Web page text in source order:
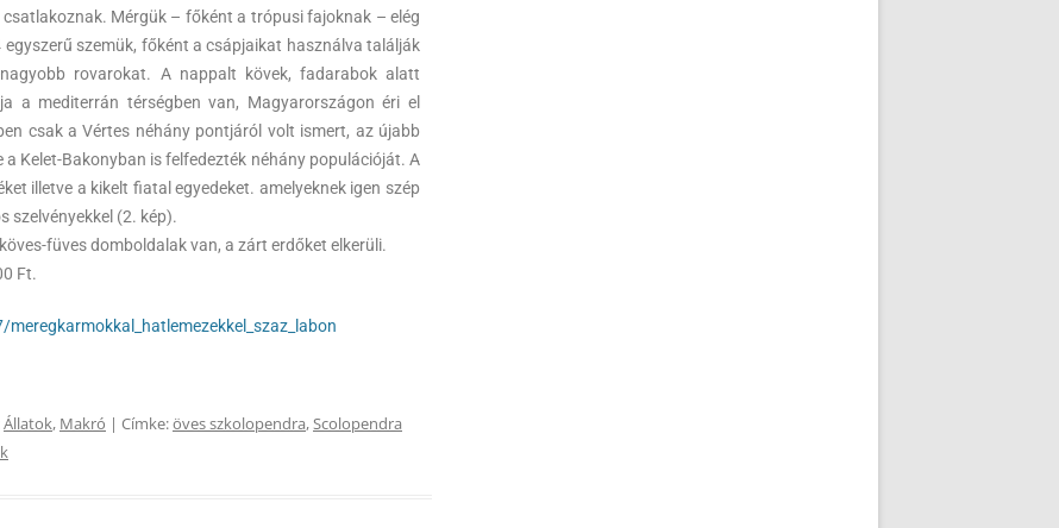
Mérgük – főként a trópusi fajoknak – elég
szemük, főként a csápjaikat használva találják
rovarokat. A nappalt kövek, fadarabok alatt
a mediterrán térségben van, Magyarországon éri el
csak a Vértes néhány pontjáról volt ismert, az újabb
Kelet-Bakonyban is felfedezték néhány populációját. A
illetve a kikelt fiatal egyedeket. amelyeknek igen szép
szelvényekkel (2. kép).
füves domboldalak van, a zárt erdőket elkerüli.
Ft.
Állatok, Makró | Címke:öves szkolopendra,Scolopendra